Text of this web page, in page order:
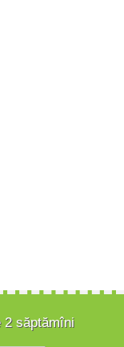
2 săptămîni